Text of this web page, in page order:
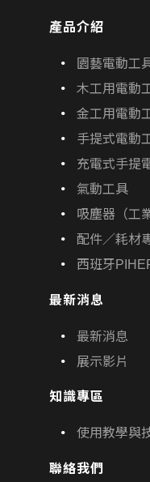
產品介紹
園藝電動工
木工用電動
金工用電動
手提式電動
充電式手提
氣動工具
吸塵器（工
配件／耗材
西班牙
最新消息
最新消息
展示影片
知識專區
使用教學與
聯絡我們